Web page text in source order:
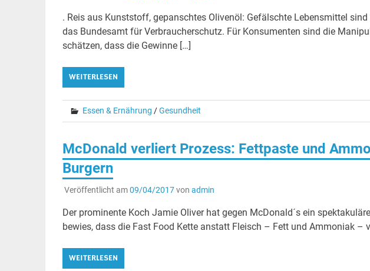
. Reis aus Kunststoff, gepanschtes Olivenöl: Gefälschte Lebensmittel
das Bundesamt für Verbraucherschutz. Für Konsumenten sind die
schätzen, dass die Gewinne […]
WEITERLESEN
Essen & Ernährung /Gesundheit
McDonald verliert Prozess: Fettpaste und
Burgern
Veröffentlicht am09/04/2017von admin
Der prominente Koch Jamie Oliver hat gegen McDonald´s ein
bewies, dass die Fast Food Kette anstatt Fleisch – Fett und Ammoniak –
WEITERLESEN